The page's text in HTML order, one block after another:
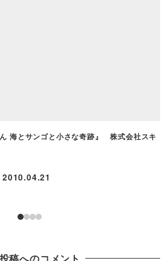
海とサンゴと小さな奇跡』 株式会社スキ
2010.04.21
稿へのコメント